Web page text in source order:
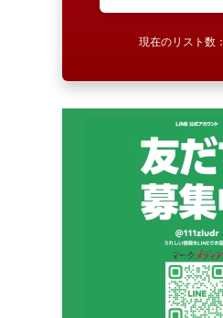
現在のリスト数：